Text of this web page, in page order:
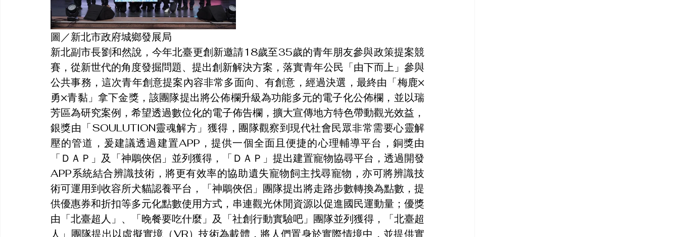
圖／新北市政府城鄉發展局
新北副市長劉和然說，今年北臺更創新邀請18歲至35歲的青年朋友參與政策提案競
賽，從新世代的角度發掘問題、提出創新解決方案，落實青年公民「由下而上」參與
公共事務，這次青年創意提案內容非常多面向、有創意，經過決選，最終由「梅鹿×
勇×青黏」拿下金獎，該團隊提出將公佈欄升級為功能多元的電子化公佈欄，並以瑞
芳區為研究案例，希望透過數位化的電子佈告欄，擴大宣傳地方特色帶動觀光效益，
銀獎由「SOULUTION靈魂解方」獲得，團隊觀察到現代社會民眾非常需要心靈解
壓的管道，爰建議透過建置APP，提供一個全面且便捷的心理輔導平台，銅獎由
「ＤＡＰ」及「神鵰俠侶」並列獲得，「ＤＡＰ」提出建置寵物協尋平台，透過開發
APP系統結合辨識技術，將更有效率的協助遺失寵物飼主找尋寵物，亦可將辨識技
術可運用到收容所犬貓認養平台，「神鵰俠侶」團隊提出將走路步數轉換為點數，提
供優惠券和折扣等多元化點數使用方式，串連觀光休閒資源以促進國民運動量；優獎
由「北臺超人」、「晚餐要吃什麼」及「社創行動實驗吧」團隊並列獲得，「北臺超
人」團隊提出以虛擬實境（VR）技術為載體，將人們置身於實際情境中，並提供實